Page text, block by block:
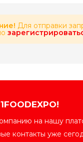
Для отправки
на нашу
контакты уже